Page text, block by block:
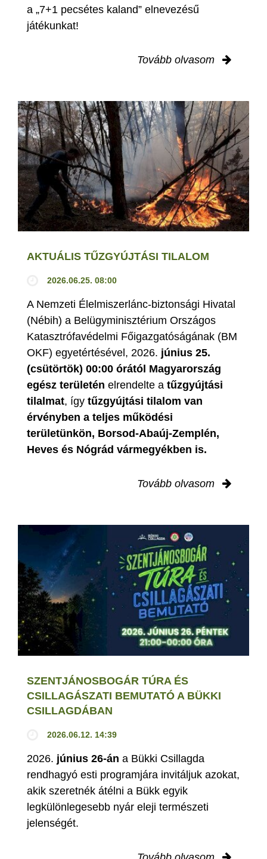
a „7+1 pecsétes kaland” elnevezésű
játékunkat!
Tovább olvasom
AKTUÁLIS TŰZGYÚJTÁSI TILALOM
2026.06.25. 08:00
A Nemzeti Élelmiszerlánc-biztonsági Hivatal
(Nébih) a Belügyminisztérium Országos
Katasztrófavédelmi Főigazgatóságának (BM
OKF) egyetértésével, 2026. június 25.
(csütörtök) 00:00 órától Magyarország
egész területén elrendelte a tűzgyújtási
tilalmat, így tűzgyújtási tilalom van
érvényben a teljes működési
területünkön, Borsod-Abaúj-Zemplén,
Heves és Nógrád vármegyékben is.
Tovább olvasom
SZENTJÁNOSBOGÁR TÚRA ÉS
CSILLAGÁSZATI BEMUTATÓ A BÜKKI
CSILLAGDÁBAN
2026.06.12. 14:39
2026. június 26-án a Bükki Csillagda
rendhagyó esti programjára invitáljuk azokat,
akik szeretnék átélni a Bükk egyik
legkülönlegesebb nyár eleji természeti
jelenségét.